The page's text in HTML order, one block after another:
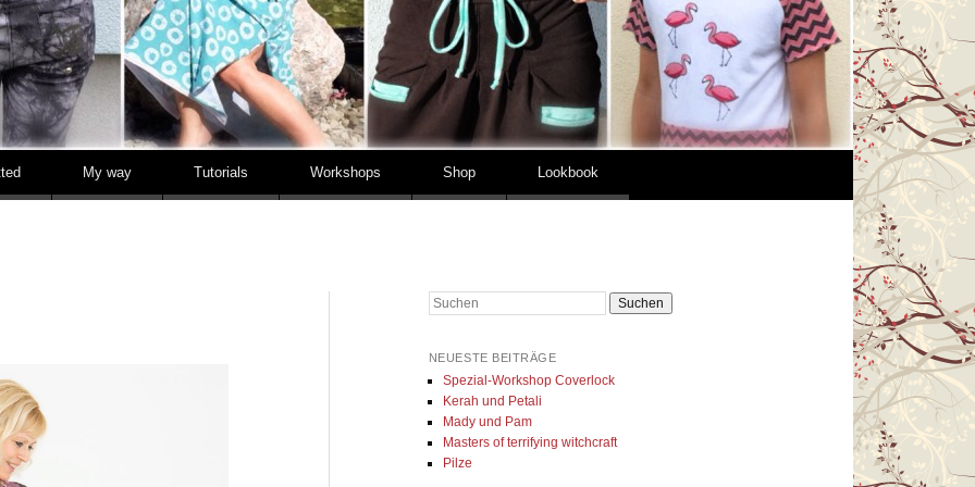
My way Tutorials Workshops Shop Lookbook
Suchen
NEUESTE BEITRÄGE
Spezial-Workshop Coverlock
Kerah und Petali
Mady und Pam
Masters of terrifying witchcraft
Pilze